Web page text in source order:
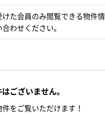
た会員のみ閲覧できる物件情
わせください。
ございません。
をご覧いただけます！